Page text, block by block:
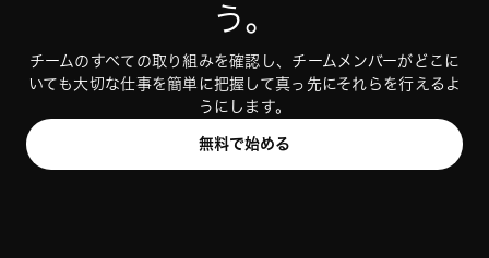
う。
チームのすべての取り組みを確認し、チームメンバーがどこに
いても大切な仕事を簡単に把握して真っ先にそれらを行えるよ
うにします。
無料で始める